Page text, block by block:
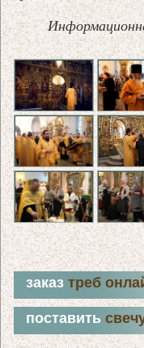
заказтреб
поставить